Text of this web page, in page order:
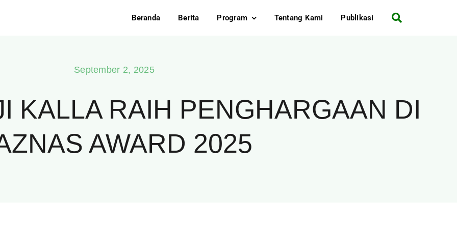
Beranda Berita Program Tentang Kami Publikasi
September 2, 2025
KALLA RAIH PENGHARGAAN DI
AWARD 2025